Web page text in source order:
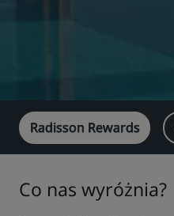
Radisson Rewards
Co nas wyróżnia?